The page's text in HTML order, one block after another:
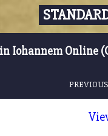
Iohannem Online